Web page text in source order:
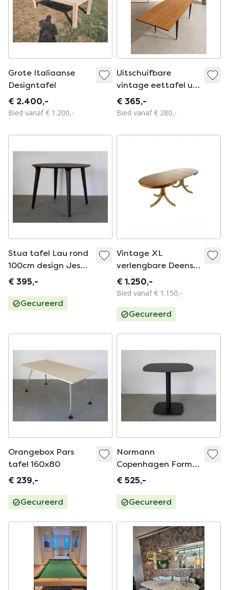
Grote Italiaanse
Designtafel
€ 2.400,-
Bied vanaf € 1.200,-
Uitschuifbare
vintage eettafel uit
de jaren 60
€ 365,-
Bied vanaf € 280,-
Stua tafel Lau rond
100cm design Jesus
Gasca
€ 395,-
Gecureerd
Vintage XL
verlengbare Deense
eettafel, jaren ‘60
€ 1.250,-
Bied vanaf € 1.150,-
Gecureerd
Orangebox Pars
tafel 160x80
€ 239,-
Gecureerd
Normann
Copenhagen Form
cafe table design
€ 525,-
Gecureerd